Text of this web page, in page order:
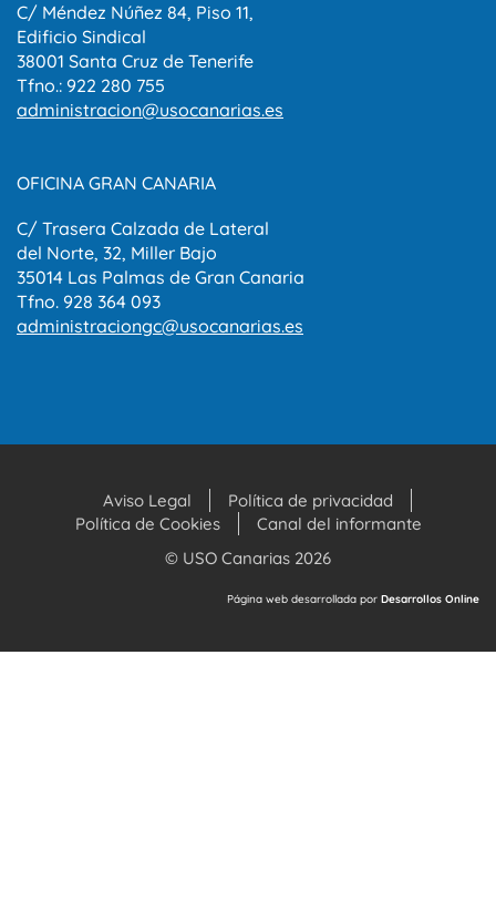
C/ Méndez Núñez 84, Piso 11,
Edificio Sindical
38001 Santa Cruz de Tenerife
Tfno.: 922 280 755
administracion@usocanarias.es
OFICINA GRAN CANARIA
C/ Trasera Calzada de Lateral
del Norte, 32, Miller Bajo
35014 Las Palmas de Gran Canaria
Tfno. 928 364 093
administraciongc@usocanarias.es
Aviso Legal
Política de privacidad
Política de Cookies
Canal del informante
© USO Canarias 2026
Página web desarrollada por Desarrollos Online